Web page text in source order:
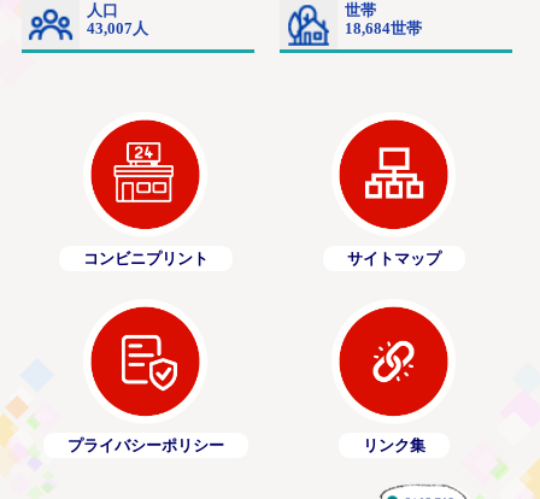
コンビニプリント サイトマップ
プライバシーポリシー リンク集